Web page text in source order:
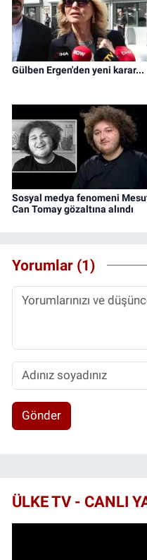
Gülben Ergen'den yeni karar...
Sosyal medya fenomeni
Can Tomay gözaltına alındı
Yorumlar (1)
Gönder
ÜLKE TV - CANLI